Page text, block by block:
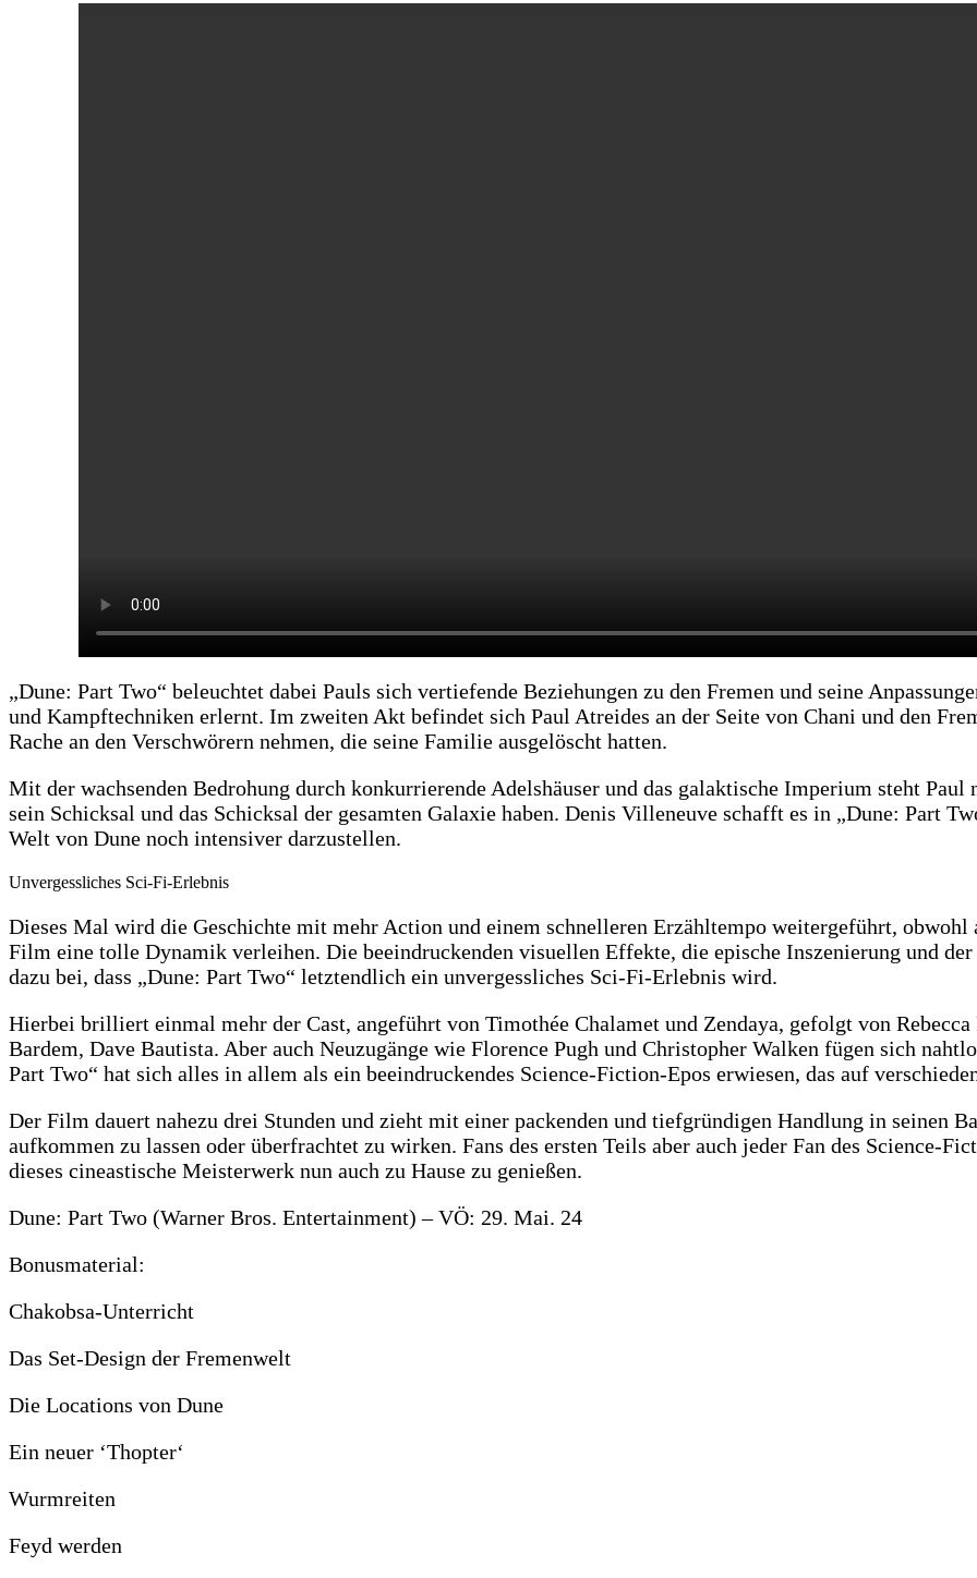
„Dune: Part Two“ beleuchtet dabei Pauls sich vertiefende Beziehungen zu den Fremen und seine
und Kampftechniken erlernt. Im zweiten Akt befindet sich Paul Atreides an der Seite von Chani und den
Rache an den Verschwörern nehmen, die seine Familie ausgelöscht hatten.
Mit der wachsenden Bedrohung durch konkurrierende Adelshäuser und das galaktische Imperium steht
sein Schicksal und das Schicksal der gesamten Galaxie haben. Denis Villeneuve schafft es in „Dune: Part
Welt von Dune noch intensiver darzustellen.
Unvergessliches Sci-Fi-Erlebnis
Dieses Mal wird die Geschichte mit mehr Action und einem schnelleren Erzähltempo weitergeführt, obwohl
Film eine tolle Dynamik verleihen. Die beeindruckenden visuellen Effekte, die epische Inszenierung und
dazu bei, dass „Dune: Part Two“ letztendlich ein unvergessliches Sci-Fi-Erlebnis wird.
Hierbei brilliert einmal mehr der Cast, angeführt von Timothée Chalamet und Zendaya, gefolgt von
Bardem, Dave Bautista. Aber auch Neuzugänge wie Florence Pugh und Christopher Walken fügen sich
Part Two“ hat sich alles in allem als ein beeindruckendes Science-Fiction-Epos erwiesen, das auf
Der Film dauert nahezu drei Stunden und zieht mit einer packenden und tiefgründigen Handlung in seinen
aufkommen zu lassen oder überfrachtet zu wirken. Fans des ersten Teils aber auch jeder Fan des Science-
dieses cineastische Meisterwerk nun auch zu Hause zu genießen.
Dune: Part Two (Warner Bros. Entertainment) – VÖ: ‎29. Mai. 24
Bonusmaterial:
Chakobsa-Unterricht
Das Set-Design der Fremenwelt
Die Locations von Dune
Ein neuer ‘Thopter‘
Wurmreiten
Feyd werden